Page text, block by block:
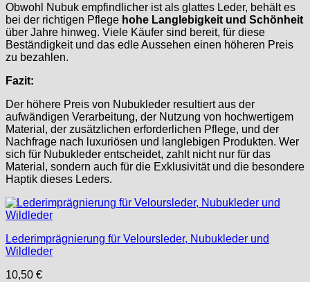
Obwohl Nubuk empfindlicher ist als glattes Leder, behält es
bei der richtigen Pflege hohe Langlebigkeit und Schönheit
über Jahre hinweg. Viele Käufer sind bereit, für diese
Beständigkeit und das edle Aussehen einen höheren Preis
zu bezahlen.
Fazit:
Der höhere Preis von Nubukleder resultiert aus der
aufwändigen Verarbeitung, der Nutzung von hochwertigem
Material, der zusätzlichen erforderlichen Pflege, und der
Nachfrage nach luxuriösen und langlebigen Produkten. Wer
sich für Nubukleder entscheidet, zahlt nicht nur für das
Material, sondern auch für die Exklusivität und die besondere
Haptik dieses Leders.
Lederimprägnierung für Veloursleder, Nubukleder und
Wildleder
10,50 €